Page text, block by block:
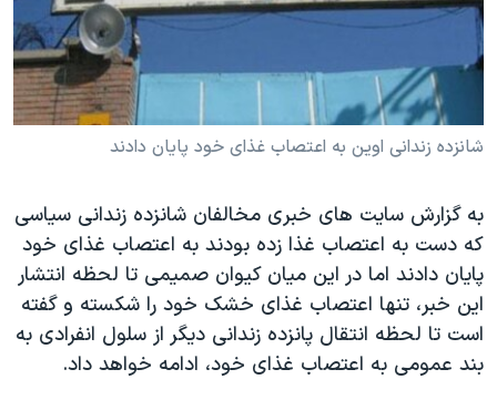
فرهنگ و زندگی
اقتصادی
علم و فناوری
گالری عکس
آرشیو پخش زنده
مستندها
حمله جمهوری اسلامی به اسرائیل
رمز مهسا
اعتراضات زن، زندگی، آزادی
مجموعه مستندهای دادخواهی
تریبونال مردمی آبان ۹۸
دادگاه حمید نوری
چهل سال گروگان‌گیری
دنبال کنید
شانزده زندانی اوين به اعتصاب غذای خود پايان دادند
به گزارش سايت های خبری مخالفان شانزده زندانی سياسی
که دست به اعتصاب غذا زده بودند به اعتصاب غذای خود
پايان دادند اما در اين ميان کيوان صميمی تا لحظه انتشار
اين خبر، تنها اعتصاب غذای خشک خود را شکسته و گفته
است تا لحظه انتقال پانزده زندانی ديگر از سلول انفرادی به
بند عمومی به اعتصاب غذای خود، ادامه خواهد داد.